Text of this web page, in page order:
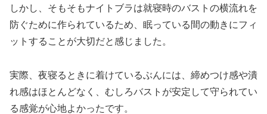
しかし、そもそもナイトブラは就寝時のバストの横流れを
防ぐために作られているため、眠っている間の動きにフィ
ットすることが大切だと感じました。
実際、夜寝るときに着けているぶんには、締めつけ感や潰
れ感はほとんどなく、むしろバストが安定して守られてい
る感覚が心地よかったです。